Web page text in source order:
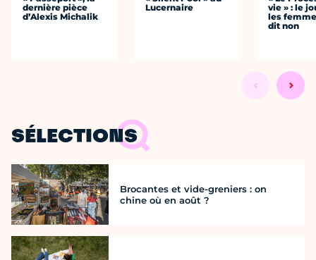
dernière pièce
d’Alexis Michalik
Lucernaire
vie » : le
les
dit non
SÉLECTIONS
Brocantes et vide-greniers : on
chine où en août ?